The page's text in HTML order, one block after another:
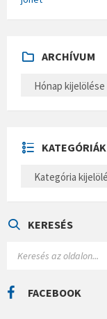
ARCHÍVUM
H
U
M
KATEGÓRIÁK
E
Á
KERESÉS
C
H
FACEBOOK